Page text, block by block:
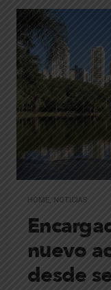
HOME, NOTICIAS
nuevo
desde